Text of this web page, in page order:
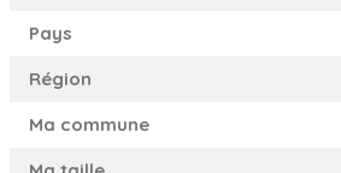
Pays
Région
Ma commune